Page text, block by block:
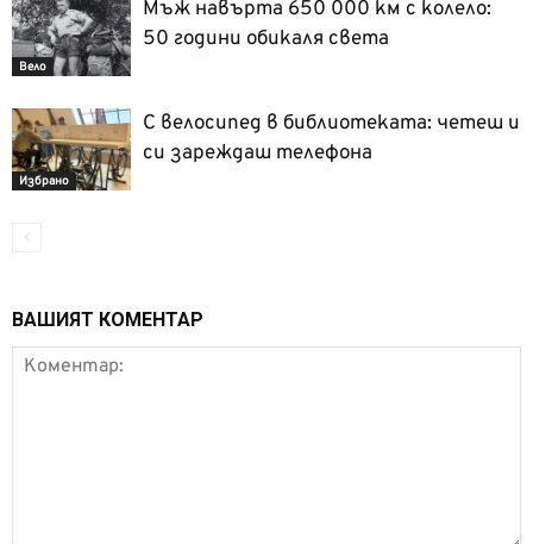
Вело
Мъж навърта 650 000 км с колело:
50 години обикаля света
Избрано
С велосипед в библиотеката: четеш и
си зареждаш телефона
ВАШИЯТ КОМЕНТАР